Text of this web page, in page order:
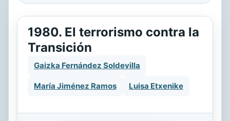
1980. El terrorismo contra la
Transición
Gaizka Fernández Soldevilla
María Jiménez Ramos Luisa Etxenike